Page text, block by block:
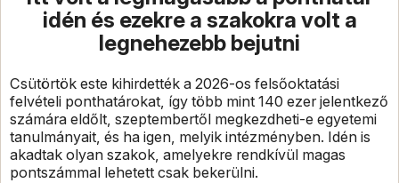
idén és ezekre a szakokra volt a
legnehezebb bejutni
Csütörtök este kihirdették a 2026-os felsőoktatási
felvételi ponthatárokat, így több mint 140 ezer jelentkező
számára eldőlt, szeptembertől megkezdheti-e egyetemi
tanulmányait, és ha igen, melyik intézményben. Idén is
akadtak olyan szakok, amelyekre rendkívül magas
pontszámmal lehetett csak bekerülni.